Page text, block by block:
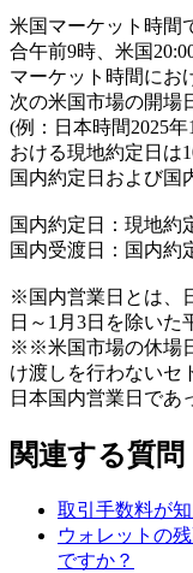
米国マーケット時間
合午前9時、米国
マーケット時間にお
次の米国市場の開場
(例：日本時間2025年
おける現地約定日は
国内約定日および国
国内約定日：現地約
国内受渡日：国内
※国内営業日とは、
日～1月3日を除いた
※※米国市場の休場
け渡しを行わないセ
日本国内営業日であ
関連する質問
取引手数料が知
ウォレットの
ですか？